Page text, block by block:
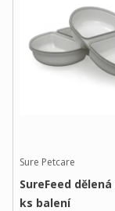
Sure Petcare
SureFeed
ks balení